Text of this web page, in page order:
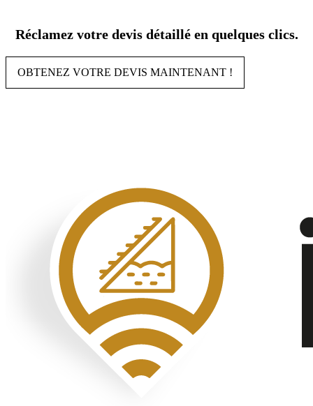
contenu
Réclamez votre devis détaillé en quelques clics.
OBTENEZ VOTRE DEVIS MAINTENANT !